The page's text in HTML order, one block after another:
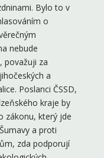
Bylo to v
o
nebude
považuji za
a
Poslanci ČSSD,
kraje by
zákonu, který jde
a proti
zda podporují